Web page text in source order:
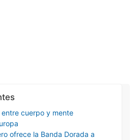
entre cuerpo y mente
ofrece la Banda Dorada a